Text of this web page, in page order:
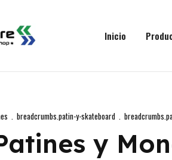
Inicio
. breadcrumbs.patin-y-skateboard .
y